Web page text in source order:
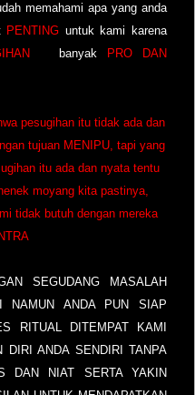
memahami apa yang anda
PENTING untuk kami karena
banyak
PRO DAN
pesugihan itu tidak ada dan
tujuan MENIPU, tapi yang
itu ada dan nyata tentu
moyang kita pastinya,
tidak butuh dengan mereka
SEGUDANG MASALAH
NAMUN ANDA PUN SIAP
RITUAL DITEMPAT KAMI
DIRI ANDA SENDIRI TANPA
DAN NIAT SERTA YAKIN